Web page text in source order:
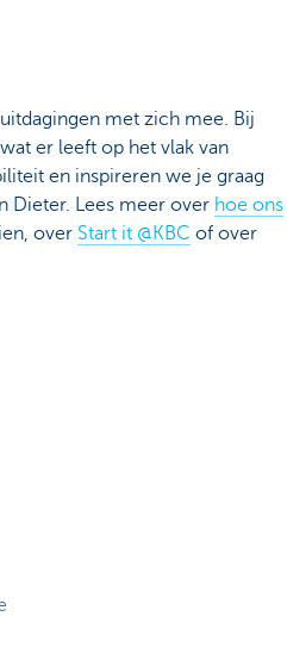
met zich mee. Bij
er leeft op het vlak van
en inspireren we je graag
Dieter. Lees meer over hoe ons
over Start it @KBC of over